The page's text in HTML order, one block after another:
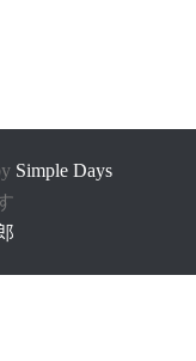
Simple Days